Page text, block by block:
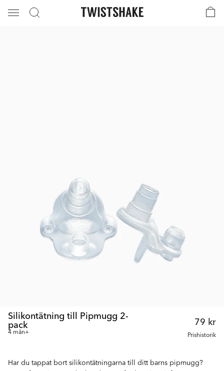
Silikontätning till Pipmugg 2-
pack
4 mån+
79 kr
Prishistorik
Har du tappat bort silikontätningarna till ditt barns pipmugg?